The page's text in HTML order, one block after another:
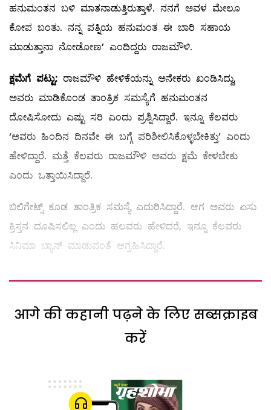
ಹನುಮಂತನ ಬಳಿ ಮಾತನಾಡುತ್ತಿರುತ್ತಾಳೆ. ನನಗೆ ಅವಳ ಮೇಲೂ
ಕೋಪ ಬಂತು. ನನ್ನ ಪತ್ನಿಯ ಹನುಮಂತ ಈ ಬಾರಿ ಸಹಾಯ
ಮಾಡುತ್ತಾನಾ ನೋಡೋಣ’ ಎಂದಿದ್ದರು ರಾಜಮೌಳಿ.
ಕ್ಷಮೆಗೆ ಪಟ್ಟು: ರಾಜಮೌಳಿ ಹೇಳಿಕೆಯನ್ನು ಅನೇಕರು ಖಂಡಿಸಿದ್ದು,
ಅವರು ಮಾಡಿಕೊಂಡ ತಾಂತ್ರಿಕ ಸಮಸ್ಯೆಗೆ ಹನುಮಂತನ
ದೋಷಿಸೋದು ಎಷ್ಟು ಸರಿ ಎಂದು ಪ್ರಶ್ನಿಸಿದ್ದಾರೆ. ಇನ್ನೂ ಕೆಲವರು
‘ಅವರು ಹಿಂದಿನ ದಿನವೇ ಈ ಬಗ್ಗೆ ಪರಿಶೀಲಿಸಿಕೊಳ್ಳಬೇಕಿತ್ತು’ ಎಂದು
ಹೇಳಿದ್ದಾರೆ. ಮತ್ತೆ ಕೆಲವರು ರಾಜಮೌಳಿ ಅವರು ಕ್ಷಮೆ ಕೇಳಬೇಕು
ಎಂದು ಒತ್ತಾಯಿಸಿದ್ದಾರೆ.
ಬಿಲಿಗೇಟ್ಸ್​ ಕೂಡ ತಾಂತ್ರಿಕ ಸಮಸ್ಯೆ ಎದುರಿಸಿದ್ದಾರೆ. ಆಗ ಅವರು ಏಸು
ಕ್ರಿಸ್ತನ ದೂಷಿಸಲಿಲ್ಲ ಎಂದು ಹಲವರು ಹೇಳಿದರೆ, ಇನ್ನೂ ಕೆಲವರು
ಸಿನಿಮಾ ಬ್ಯಾನ್ ಮಾಡುವಂತೆ ಆಗ್ರಹಿಸಿದ್ದಾರೆ.
आगे की कहानी पढ़ने के लिए सब्सक्राइब
करें